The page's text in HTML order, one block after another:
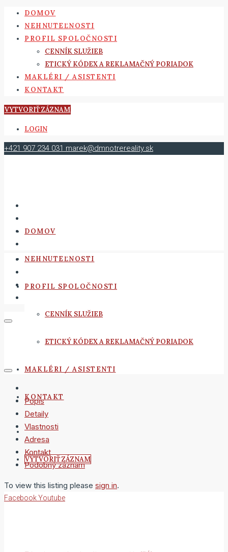
DOMOV
NEHNUTEĽNOSTI
PROFIL SPOLOČNOSTI
CENNÍK SLUŽIEB
ETICKÝ KÓDEX A REKLAMAČNÝ PORIADOK
MAKLÉRI / ASISTENTI
KONTAKT
VYTVORIŤ ZÁZNAM
LOGIN
+421 907 234 031 marek@dmnotrereality.sk
DOMOV
NEHNUTEĽNOSTI
PROFIL SPOLOČNOSTI
CENNÍK SLUŽIEB
ETICKÝ KÓDEX A REKLAMAČNÝ PORIADOK
MAKLÉRI / ASISTENTI
KONTAKT
VYTVORIŤ ZÁZNAM
Popis
Detaily
Vlastnosti
Adresa
Kontakt
Podobný záznam
To view this listing please sign in.
FacebookYoutube